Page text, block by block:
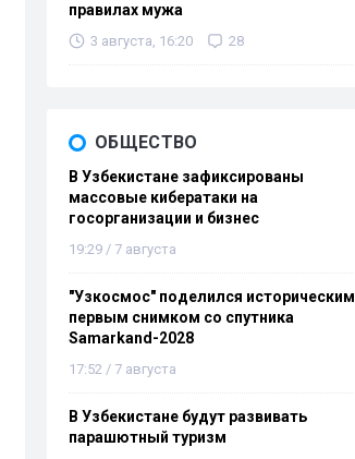
правилах мужа
3 августа, 16:20 28
ОБЩЕСТВО
В Узбекистане зафиксированы
массовые кибератаки на
госорганизации и бизнес
19:29 / 7 августа
"Узкосмос" поделился историческим
первым снимком со спутника
Samarkand-2028
17:52 / 7 августа
В Узбекистане будут развивать
парашютный туризм